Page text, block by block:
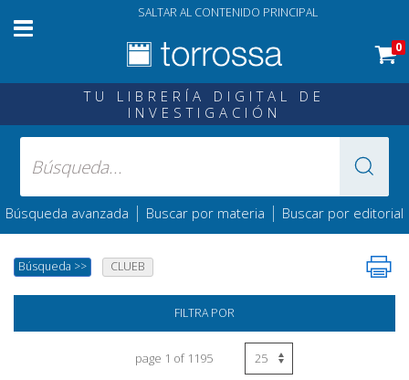
SALTAR AL CONTENIDO PRINCIPAL
0
TU LIBRERÍA DIGITAL DE
INVESTIGACIÓN
Búsqueda avanzada | Buscar por materia | Buscar por editorial
Búsqueda >> CLUEB
FILTRA POR
page 1 of 1195